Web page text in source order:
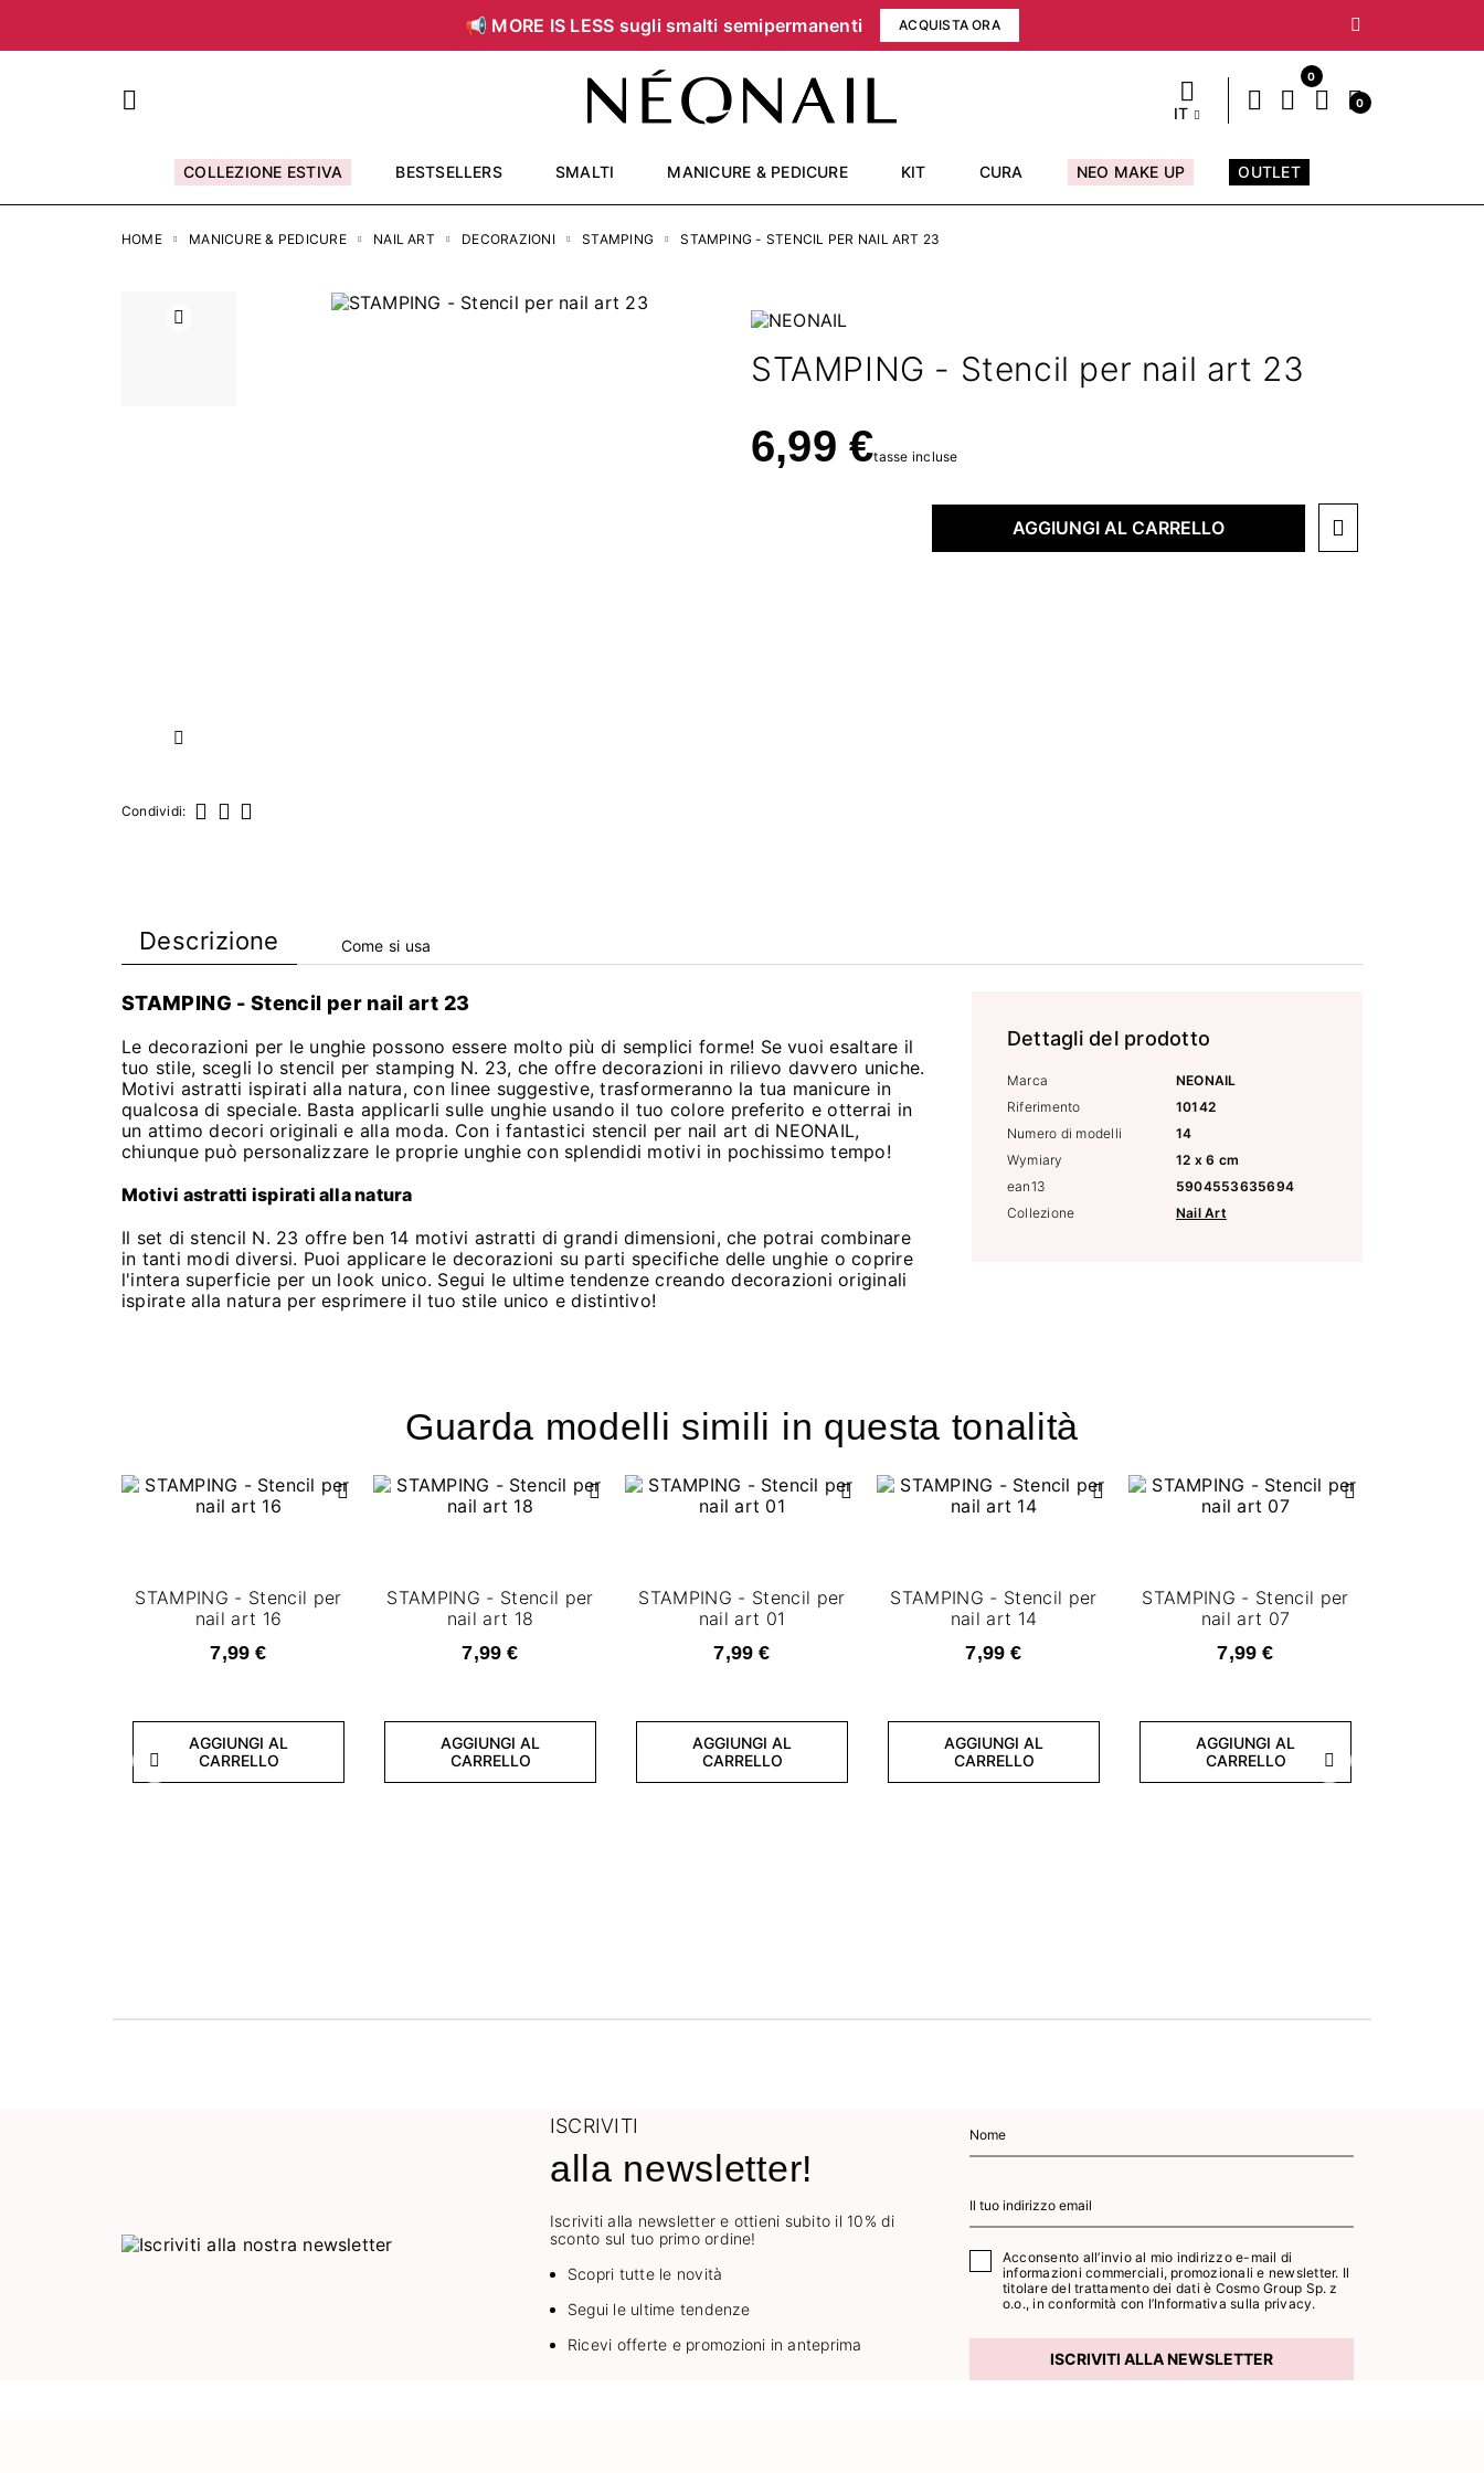
📢 MORE IS LESS sugli smalti semipermanenti ACQUISTA ORA
IT
0
0
COLLEZIONE ESTIVA BESTSELLERS SMALTI MANICURE & PEDICURE KIT CURA NEO MAKE UP OUTLET
HOME MANICURE & PEDICURE NAIL ART DECORAZIONI STAMPING STAMPING - STENCIL PER NAIL ART 23
Precedente
Successivo
Condividi:
STAMPING - Stencil per nail art 23
6,99 €tasse incluse
AGGIUNGI AL CARRELLO
Descrizione Come si usa
Dettagli del prodotto
Marca
NEONAIL
Riferimento
10142
Numero di modelli
14
Wymiary
12 x 6 cm
ean13
5904553635694
Collezione
Nail Art
STAMPING - Stencil per nail art 23
Le decorazioni per le unghie possono essere molto più di semplici forme! Se vuoi esaltare il
tuo stile, scegli lo stencil per stamping N. 23, che offre decorazioni in rilievo davvero uniche.
Motivi astratti ispirati alla natura, con linee suggestive, trasformeranno la tua manicure in
qualcosa di speciale. Basta applicarli sulle unghie usando il tuo colore preferito e otterrai in
un attimo decori originali e alla moda. Con i fantastici stencil per nail art di NEONAIL,
chiunque può personalizzare le proprie unghie con splendidi motivi in pochissimo tempo!
Motivi astratti ispirati alla natura
Il set di stencil N. 23 offre ben 14 motivi astratti di grandi dimensioni, che potrai combinare
in tanti modi diversi. Puoi applicare le decorazioni su parti specifiche delle unghie o coprire
l'intera superficie per un look unico. Segui le ultime tendenze creando decorazioni originali
ispirate alla natura per esprimere il tuo stile unico e distintivo!
Guarda modelli simili in questa tonalità
Precedente Successivo
STAMPING - Stencil per
nail art 16
7,99 €
AGGIUNGI AL
CARRELLO
STAMPING - Stencil per
nail art 18
7,99 €
AGGIUNGI AL
CARRELLO
STAMPING - Stencil per
nail art 01
7,99 €
AGGIUNGI AL
CARRELLO
STAMPING - Stencil per
nail art 14
7,99 €
AGGIUNGI AL
CARRELLO
STAMPING - Stencil per
nail art 07
7,99 €
AGGIUNGI AL
CARRELLO
ISCRIVITI
alla newsletter!
Iscriviti alla newsletter e ottieni subito il 10% di
sconto sul tuo primo ordine!
Scopri tutte le novità
Segui le ultime tendenze
Ricevi offerte e promozioni in anteprima
Acconsento all’invio al mio indirizzo e-mail di
informazioni commerciali, promozionali e newsletter. Il
titolare del trattamento dei dati è Cosmo Group Sp. z
o.o., in conformità con l’Informativa sulla privacy.
ISCRIVITI ALLA NEWSLETTER